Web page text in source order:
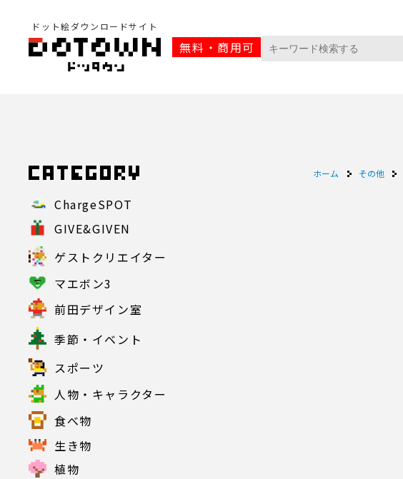
ドット絵ダウンロードサイト
無料・商用可
ChargeSPOT
GIVE&GIVEN
ゲストクリエイター
マエボン3
前田デザイン室
季節・イベント
スポーツ
人物・キャラクター
食べ物
生き物
植物
ホーム その他